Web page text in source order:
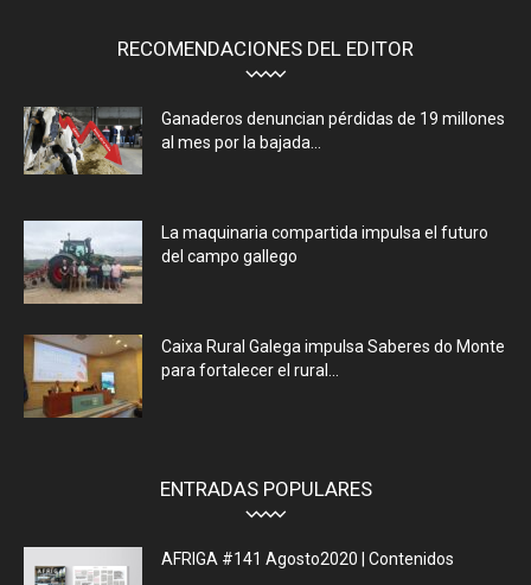
RECOMENDACIONES DEL EDITOR
Ganaderos denuncian pérdidas de 19 millones
al mes por la bajada...
La maquinaria compartida impulsa el futuro
del campo gallego
Caixa Rural Galega impulsa Saberes do Monte
para fortalecer el rural...
ENTRADAS POPULARES
AFRIGA #141 Agosto2020 | Contenidos